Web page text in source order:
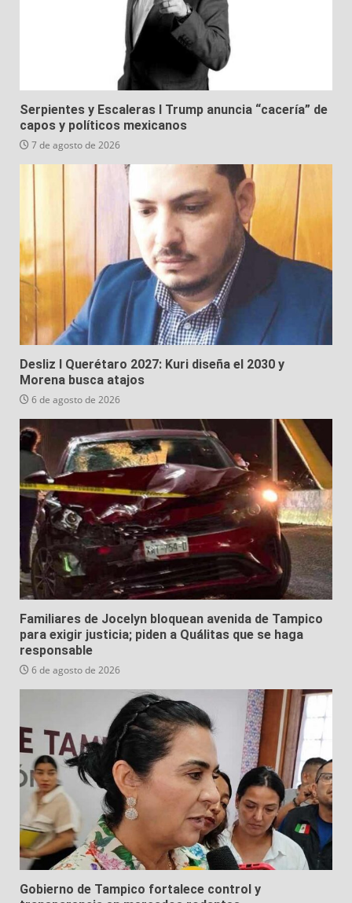
Serpientes y Escaleras I Trump anuncia “cacería” de
capos y políticos mexicanos
7 de agosto de 2026
Desliz I Querétaro 2027: Kuri diseña el 2030 y
Morena busca atajos
6 de agosto de 2026
Familiares de Jocelyn bloquean avenida de Tampico
para exigir justicia; piden a Quálitas que se haga
responsable
6 de agosto de 2026
Gobierno de Tampico fortalece control y